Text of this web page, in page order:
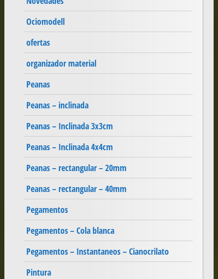
Ociomodell
ofertas
organizador material
Peanas
Peanas – inclinada
Peanas – Inclinada 3x3cm
Peanas – Inclinada 4x4cm
Peanas – rectangular – 20mm
Peanas – rectangular – 40mm
Pegamentos
Pegamentos – Cola blanca
Pegamentos – Instantaneos – Cianocrilato
Pintura